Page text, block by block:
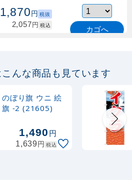
1,870円 税抜
2,057円 税込 カゴへ
縮式 緑 (30537GRN)
購入不可
オリジナルのぼりポール
式 水色 (30537SBL)
んな商品も見ています
のぼり旗 ウニ 絵
旗 -2 (21605)
1,490円
1,639円 税込